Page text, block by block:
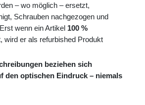
– wo möglich – ersetzt,
Schrauben nachgezogen und
wenn ein Artikel 100 %
wird er als refurbished Produkt
beziehen sich
den optischen Eindruck – niemals